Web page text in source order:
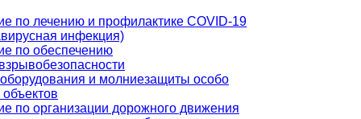
по лечению и профилактике COVID-19
инфекция)
по обеспечению
и молниезащиты особо
по организации дорожного движения